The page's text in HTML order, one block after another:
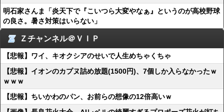
明石家さんま「炎天下で『こいつら大変やなぁ』というのが高校野球
の良さ。暑さ対策はいらない」
Ｚチャンネル＠ＶＩＰ
【悲報】ワイ、キオクシアのせいで人生めちゃくちゃ
【悲報】イオンのカプヌ詰め放題(1500円)、7個しか入らなかったｗ
ｗｗｗ
【悲報】ちいかわのパン、お前らの想像の12倍高いｗ